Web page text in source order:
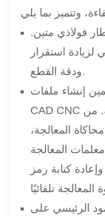
فولاذي متين.
استقرار
ودقة القطع.
إنشاء ملفات
CAD CNC خارجية أو إنتاجها في هذه الآلة. من
المعالجة،
المعالجة
كتابة رمز
الرئيسي على